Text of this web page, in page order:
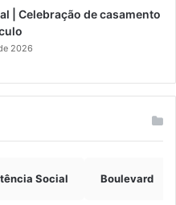
| Celebração de casamento
2026
Social Boulevard